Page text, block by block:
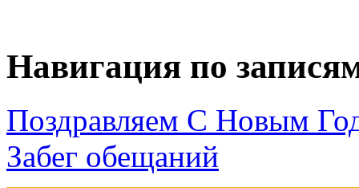
Навигация по
Поздравляем С Новым
Забег обещаний